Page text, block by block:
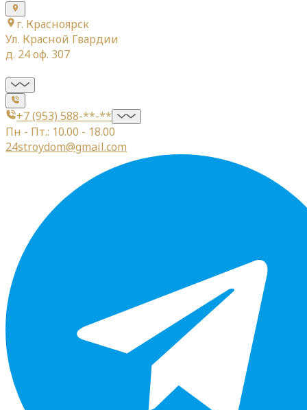
г. Красноярск
Ул. Красной Гвардии
д. 24 оф. 307
+7 (953) 588-**-**
Пн - Пт.: 10.00 - 18.00
24stroydom@gmail.com